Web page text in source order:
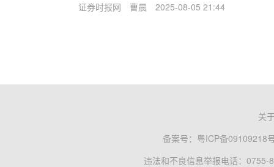
证券时报网 曹晨 2025-08-05 21:44
关
备案号： 粤ICP备09109218
违法和不良信息举报电话：0755-